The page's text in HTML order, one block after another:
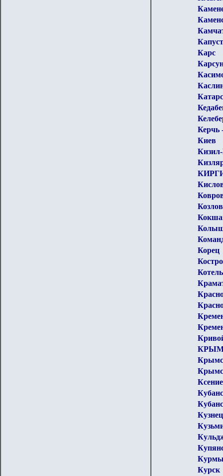
Карс
Керчь
Киев
Козлов
Корец
Курск